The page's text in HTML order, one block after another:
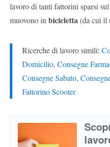
lavoro di tanti fattorini sparsi
muovono in bicicletta(da cui il
Ricerche di lavoro simili:
Domicilio, Consegne
Consegne Sabato,
Fattorino Scooter